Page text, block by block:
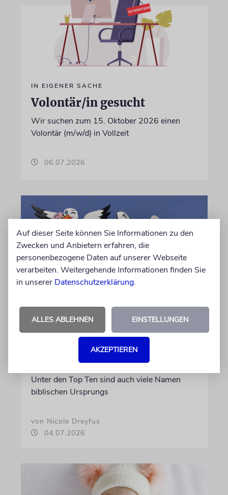
IN EIGENER SACHE
Volontär/in gesucht
Wir suchen zum 15. Oktober 2026 einen
Volontär (m/w/d) in Vollzeit
06.07.2026
Diese hebräischen
Vornamen in Österreich sind
am beliebtesten
Unter den Top Ten sind auch viele Namen
biblischen Ursprungs
von Nicole Dreyfus
04.07.2026
Auf dieser Seite können Sie Informationen zu den
Zwecken und Anbietern erfahren, die
personenbezogene Daten auf unserer Webseite
verarbeiten. Weitergehende Informationen finden Sie
in unserer Datenschutzerklärung.
ALLES ABLEHNEN EINSTELLUNGEN
AKZEPTIEREN